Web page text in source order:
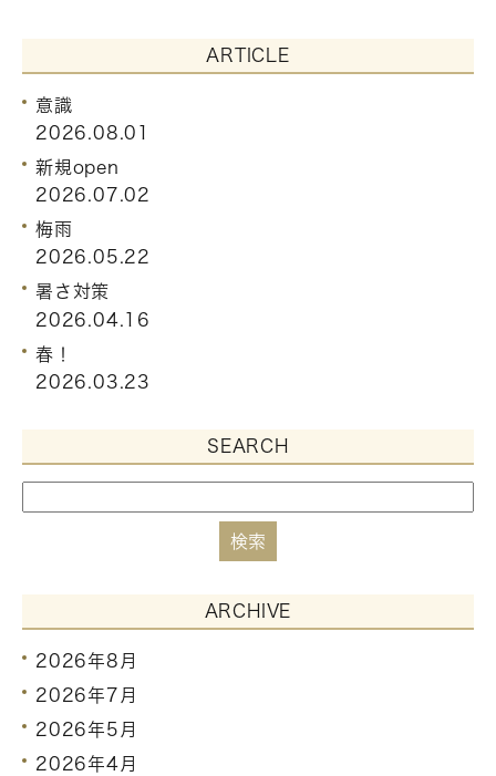
ARTICLE
意識
2026.08.01
新規open
2026.07.02
梅雨
2026.05.22
暑さ対策
2026.04.16
春！
2026.03.23
SEARCH
ARCHIVE
2026年8月
2026年7月
2026年5月
2026年4月